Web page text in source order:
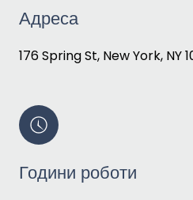
Адреса
176 Spring St, New York, NY
Години роботи